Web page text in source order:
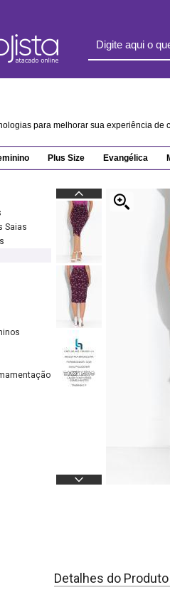
para melhorar sua experiência
Plus Size Evangélica
Saias
Detalhes do Produto